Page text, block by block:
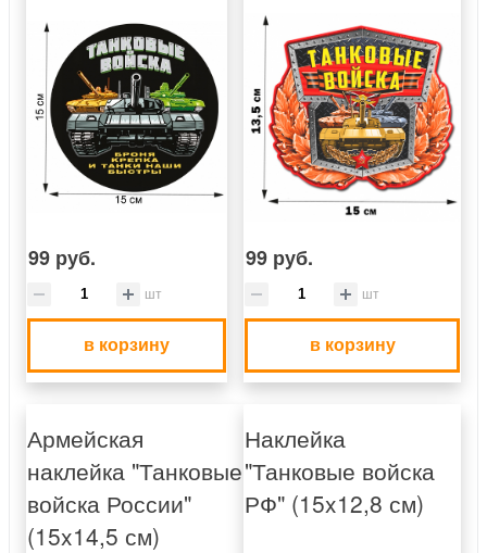
99 руб.
шт
в корзину
99 руб.
шт
в корзину
Армейская
наклейка "Танковые
войска России"
(15x14,5 см)
Наклейка
"Танковые войска
РФ" (15x12,8 см)